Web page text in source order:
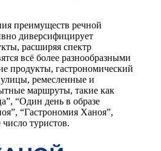
преимуществ речной
диверсифицирует
расширяя спектр
всё более разнообразными
продукты, гастрономический
ремесленные и
маршруты, такие как
“Один день в образе
“Гастрономия Ханоя”,
туристов.